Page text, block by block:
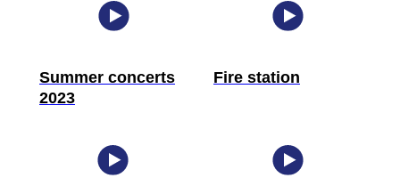
Summer concerts
2023
Fire station